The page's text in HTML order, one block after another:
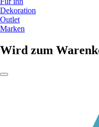
Dekoration
Outlet
Marken
Wird zum